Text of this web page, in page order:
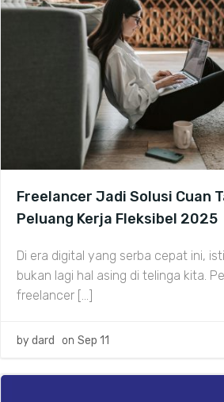
Freelancer Jadi Solusi Cuan
Peluang Kerja Fleksibel 2025
Di era digital yang serba cepat ini,
bukan lagi hal asing di telinga kita.
freelancer […]
by dard on Sep 11